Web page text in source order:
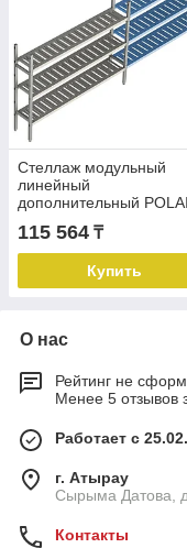
Стеллаж модульный
линейный
дополнительный
LOAD.ME POLY
21AL.3PP30.08Е
115 564 ₸
Купить
О нас
Рейтинг не
Менее 5 отзывов
Работает с
г. Атырау
Сырыма Датова,
Контакты